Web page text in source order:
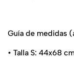
Guía de medidas
• Talla S: 44x68